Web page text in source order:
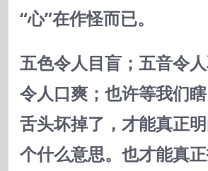
“心”在作怪而已。
五色令人目盲；五音令
令人口爽；也许等我们
舌头坏掉了，才能真正
个什么意思。也才能真